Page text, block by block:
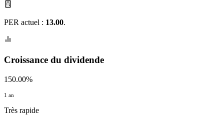
PER actuel : 13.00.
Croissance du dividende
150.00%
1 an
Très rapide